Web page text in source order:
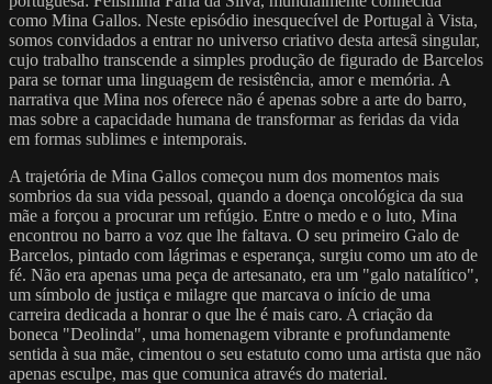
como Mina Gallos. Neste episódio inesquecível de Portugal à Vista,
somos convidados a entrar no universo criativo desta artesã singular,
cujo trabalho transcende a simples produção de figurado de Barcelos
para se tornar uma linguagem de resistência, amor e memória. A
narrativa que Mina nos oferece não é apenas sobre a arte do barro,
mas sobre a capacidade humana de transformar as feridas da vida
em formas sublimes e intemporais.
A trajetória de Mina Gallos começou num dos momentos mais
sombrios da sua vida pessoal, quando a doença oncológica da sua
mãe a forçou a procurar um refúgio. Entre o medo e o luto, Mina
encontrou no barro a voz que lhe faltava. O seu primeiro Galo de
Barcelos, pintado com lágrimas e esperança, surgiu como um ato de
fé. Não era apenas uma peça de artesanato, era um "galo natalítico",
um símbolo de justiça e milagre que marcava o início de uma
carreira dedicada a honrar o que lhe é mais caro. A criação da
boneca "Deolinda", uma homenagem vibrante e profundamente
sentida à sua mãe, cimentou o seu estatuto como uma artista que não
apenas esculpe, mas que comunica através do material.